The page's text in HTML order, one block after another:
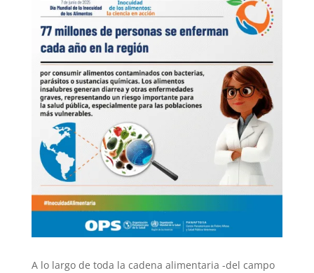
A lo largo de toda la cadena alimentaria -del campo